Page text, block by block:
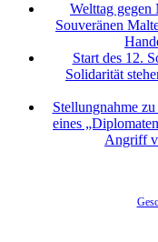
Welttag gegen
Souveränen
Start des 12.
Solidarität
Stellungnahme
eines
Angriff